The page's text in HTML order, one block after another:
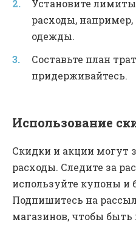
Установите
расходы,
одежды.
Составьте план
придерживайтесь.
Использование
Скидки и акции могут
расходы. Следите за
используйте купоны
Подпишитесь на
магазинов, чтобы быть